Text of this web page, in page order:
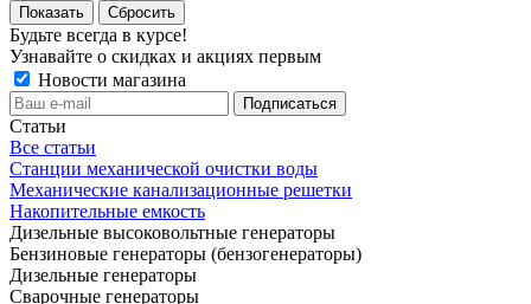
Сбросить
Будьте всегда в курсе!
Узнавайте о скидках и акциях первым
Новости магазина
Статьи
Все статьи
Станции механической очистки воды
Механические канализационные решетки
Накопительные емкость
Дизельные высоковольтные генераторы
Бензиновые генераторы (бензогенераторы)
Дизельные генераторы
Сварочные генераторы